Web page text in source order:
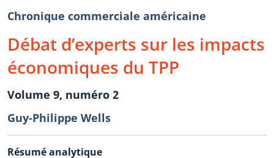
Chronique commerciale américaine
Débat d’experts sur les impacts
économiques du TPP
Volume 9, numéro 2
Guy-Philippe Wells
Résumé analytique